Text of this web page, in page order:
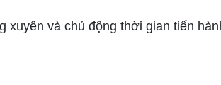
và chủ động thời gian tiến